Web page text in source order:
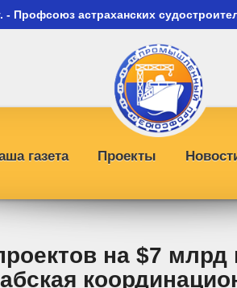
- Профсоюз астраханских
газета Проекты
на $7 млрд